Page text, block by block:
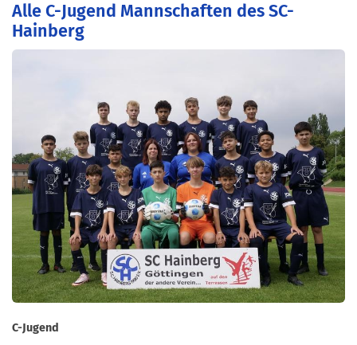
Alle C-Jugend Mannschaften des SC-
Hainberg
C-Jugend